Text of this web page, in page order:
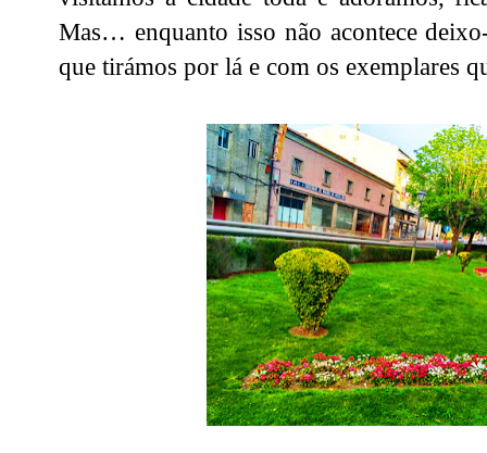
Mas… enquanto isso não acontece
que tirámos por lá e com os exemplares